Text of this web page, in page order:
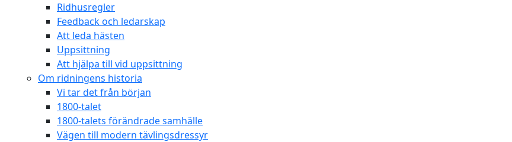
Ridhusregler
Feedback och ledarskap
Att leda hästen
Uppsittning
Att hjälpa till vid uppsittning
Om ridningens historia
Vi tar det från början
1800-talet
1800-talets förändrade samhälle
Vägen till modern tävlingsdressyr